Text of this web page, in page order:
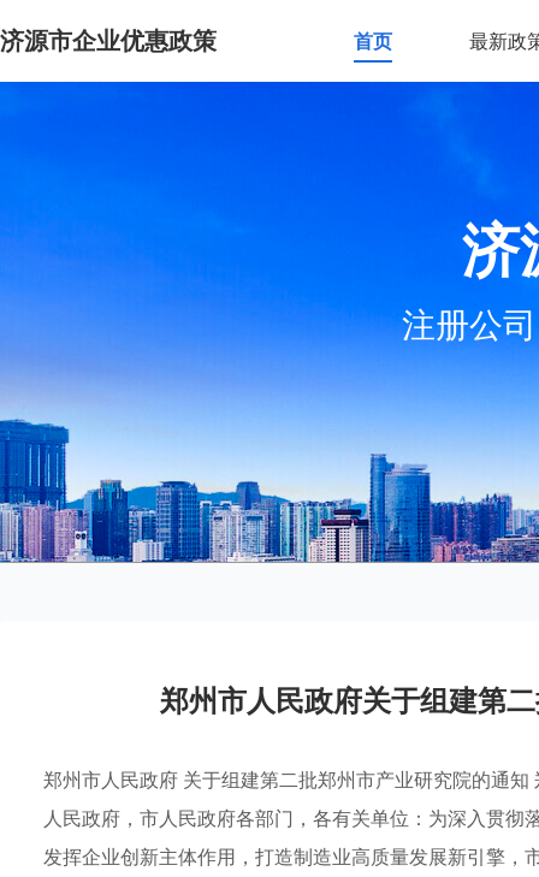
济源市企业优惠政策 首页 最新政
济
注册公
郑州市人民政府关于组建第
郑州市人民政府 关于组建第二批郑州市产业研究院的通
人民政府，市人民政府各部门，各有关单位：为深入贯
发挥企业创新主体作用，打造制造业高质量发展新引擎